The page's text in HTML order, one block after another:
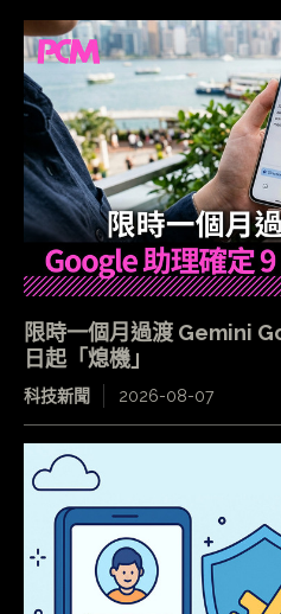
限時一個月過渡 Gemini
日起「熄機」
科技新聞 2026-08-07